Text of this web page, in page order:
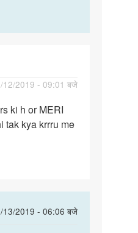
12/2019 - 09:01 बजे
ki h or MERI
tak kya krrru me
13/2019 - 06:06 बजे